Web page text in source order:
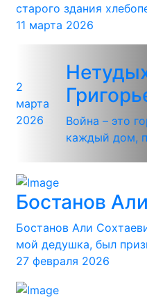
старого здания
11 марта 2026
2
марта
2026
Война – это
каждый дом,
Бостанов
Бостанов Али
мой дедушка, был
27 февраля 2026